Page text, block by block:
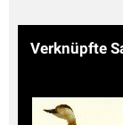
Verknüpfte